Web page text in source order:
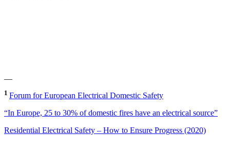
1 Forum for European Electrical Domestic Safety
“In Europe, 25 to 30% of domestic fires have an electrical source”
Residential Electrical Safety – How to Ensure Progress (2020)